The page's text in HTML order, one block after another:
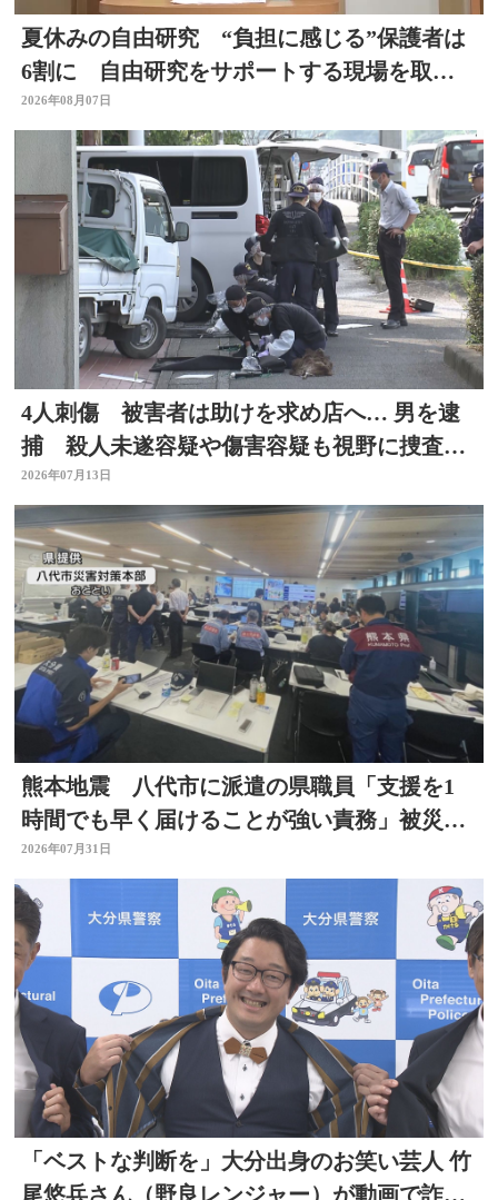
夏休みの自由研究 “負担に感じる”保護者は
6割に 自由研究をサポートする現場を取
材 スタジオで「割れないシャボン玉」づく
りも
2026年08月07日
4人刺傷 被害者は助けを求め店へ… 男を逮
捕 殺人未遂容疑や傷害容疑も視野に捜査
大分県佐伯市
2026年07月13日
熊本地震 八代市に派遣の県職員「支援を1
時間でも早く届けることが強い責務」被災地
の状況語る 大分
2026年07月31日
「ベストな判断を」大分出身のお笑い芸人 竹
尾悠兵さん（野良レンジャー）が動画で詐欺